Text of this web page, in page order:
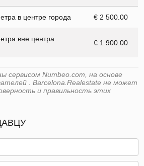
в центре города € 2 500.00
вне центра
€ 1 900.00
сервисом Numbeo.com, на основе
. Barcelona.Realestate не может
и правильность этих